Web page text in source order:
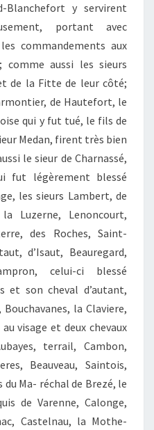
Blanchefort y servirent
portant avec
commandements aux
comme aussi les sieurs
de la Fitte de leur côté;
de Hautefort, le
qui y fut tué, le fils de
Medan, firent très bien
le sieur de Charnassé,
fut légèrement blessé
les sieurs Lambert, de
Luzerne, Lenoncourt,
des Roches, Saint-
d’Isaut, Beauregard,
celui-ci blessé
et son cheval d’autant,
la Claviere,
visage et deux chevaux
terrail, Cambon,
Beauveau, Saintois,
du Ma- réchal de Brezé, le
de Varenne, Calonge,
Castelnau, la Mothe-